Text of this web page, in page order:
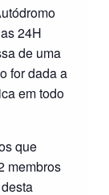
24H
de uma
for dada a
em todo
que
membros